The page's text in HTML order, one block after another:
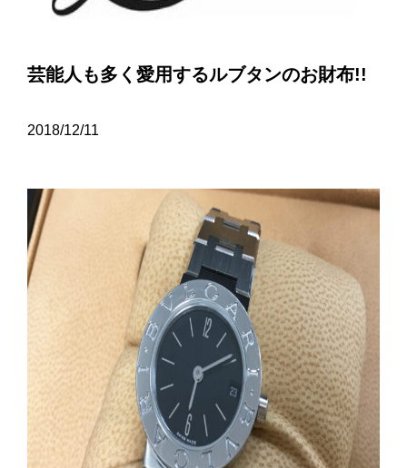
芸能人も多く愛用するルブタンのお財布!!
2018/12/11